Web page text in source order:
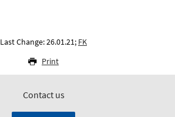
Last Change: 26.01.21; FK
Print
Contact us